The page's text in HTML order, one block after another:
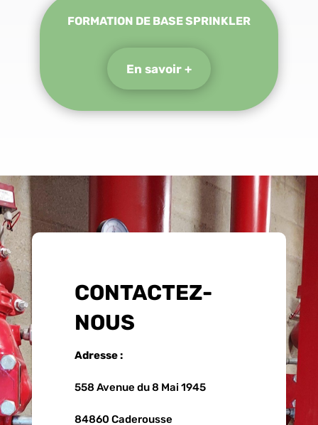
FORMATION DE BASE SPRINKLER
En savoir +
CONTACTEZ-
NOUS
Adresse :
558 Avenue du 8 Mai 1945
84860 Caderousse